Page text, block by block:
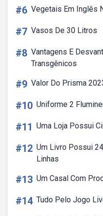
#6 Vegetais Em Inglês
#7 Vasos De 30 Litros
#8 Vantagens E
Transgênicos
#9 Valor Do Prisma
#10 Uniforme 2
#11 Uma Loja Possui
#12 Um Livro Possui
Linhas
#13 Um Casal Com
#14 Tudo Pelo Jogo